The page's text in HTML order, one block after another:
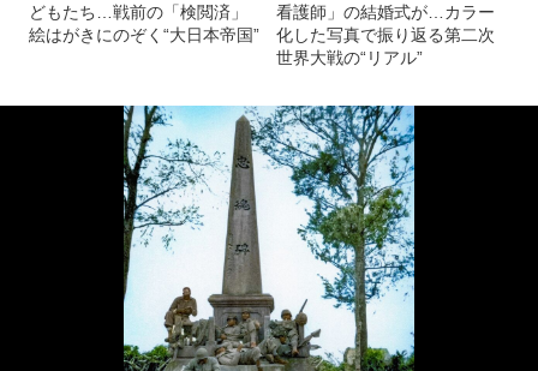
どもたち…戦前の「検閲済」
絵はがきにのぞく“大日本帝国”
看護師」の結婚式が…カラー
化した写真で振り返る第二次
世界大戦の“リアル”